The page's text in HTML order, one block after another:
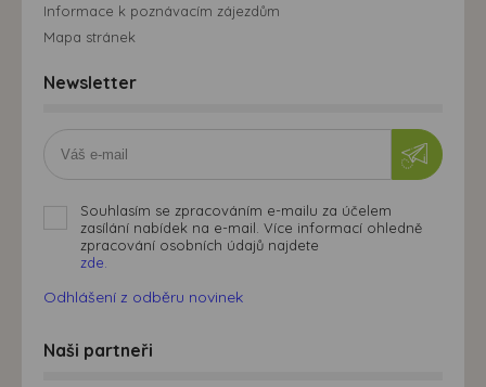
Informace k poznávacím zájezdům
Mapa stránek
Newsletter
Souhlasím se zpracováním e-mailu za účelem
zasílání nabídek na e-mail. Více informací ohledně
zpracování osobních údajů najdete
zde.
Odhlášení z odběru novinek
Naši partneři